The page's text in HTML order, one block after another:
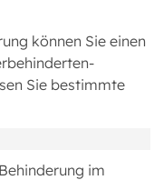
können Sie einen
Sie bestimmte
im